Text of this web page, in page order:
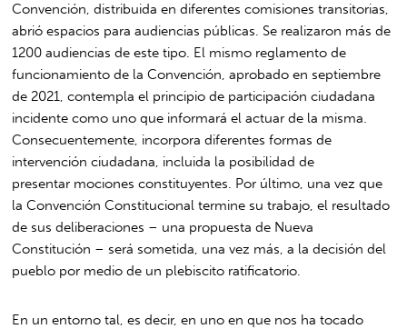
Convención, distribuida en diferentes comisiones transitorias,
abrió espacios para audiencias públicas. Se realizaron más de
1200 audiencias de este tipo. El mismo reglamento de
funcionamiento de la Convención, aprobado en septiembre
de 2021, contempla el principio de participación ciudadana
incidente como uno que informará el actuar de la misma.
Consecuentemente, incorpora diferentes formas de
intervención ciudadana, incluida la posibilidad de
presentar mociones constituyentes. Por último, una vez que
la Convención Constitucional termine su trabajo, el resultado
de sus deliberaciones – una propuesta de Nueva
Constitución – será sometida, una vez más, a la decisión del
pueblo por medio de un plebiscito ratificatorio.
En un entorno tal, es decir, en uno en que nos ha tocado